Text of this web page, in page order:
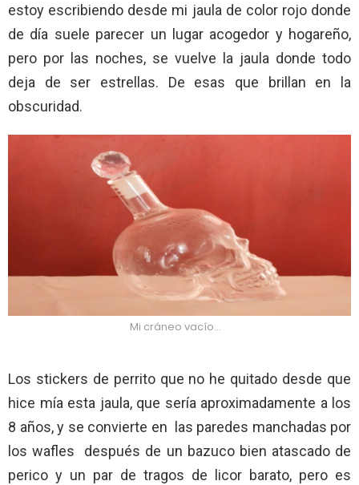
estoy escribiendo desde mi jaula de color rojo donde
de día suele parecer un lugar acogedor y hogareño,
pero por las noches, se vuelve la jaula donde todo
deja de ser estrellas. De esas que brillan en la
obscuridad.
Mi cráneo vacío…
Los stickers de perrito que no he quitado desde que
hice mía esta jaula, que sería aproximadamente a los
8 años, y se convierte en las paredes manchadas por
los wafles después de un bazuco bien atascado de
perico y un par de tragos de licor barato, pero es